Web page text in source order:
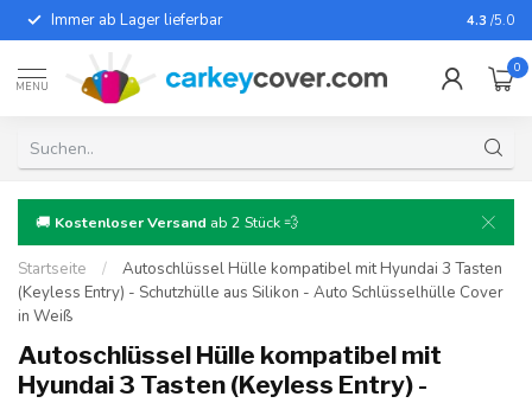
Immer ab Lager lieferbar Für fast
4.3 /5.0
MENU
0
🚚 Kostenloser Versand ab 2 Stück 💨
Startseite /
Autoschlüssel Hülle kompatibel mit Hyundai 3 Tasten
(Keyless Entry) - Schutzhülle aus Silikon - Auto Schlüsselhülle Cover
in Weiß
Autoschlüssel Hülle kompatibel mit
Hyundai 3 Tasten (Keyless Entry) -